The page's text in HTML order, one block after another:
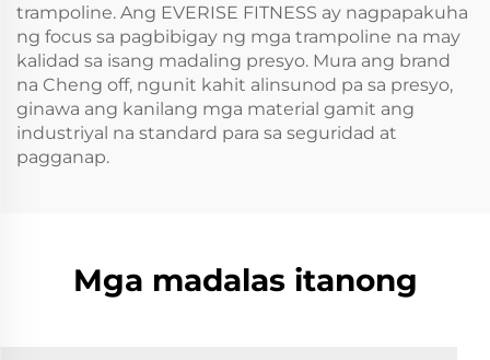
trampoline. Ang EVERISE FITNESS ay nagpapakuha
ng focus sa pagbibigay ng mga trampoline na may
kalidad sa isang madaling presyo. Mura ang brand
na Cheng off, ngunit kahit alinsunod pa sa presyo,
ginawa ang kanilang mga material gamit ang
industriyal na standard para sa seguridad at
pagganap.
Mga madalas itanong